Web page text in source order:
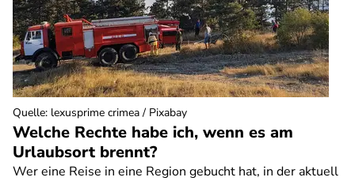
Welche Rechte habe ich, wenn es am
Urlaubsort brennt?
Wer eine Reise in eine Region gebucht hat, in der aktuell
Quelle: lexusprime crimea / Pixabay